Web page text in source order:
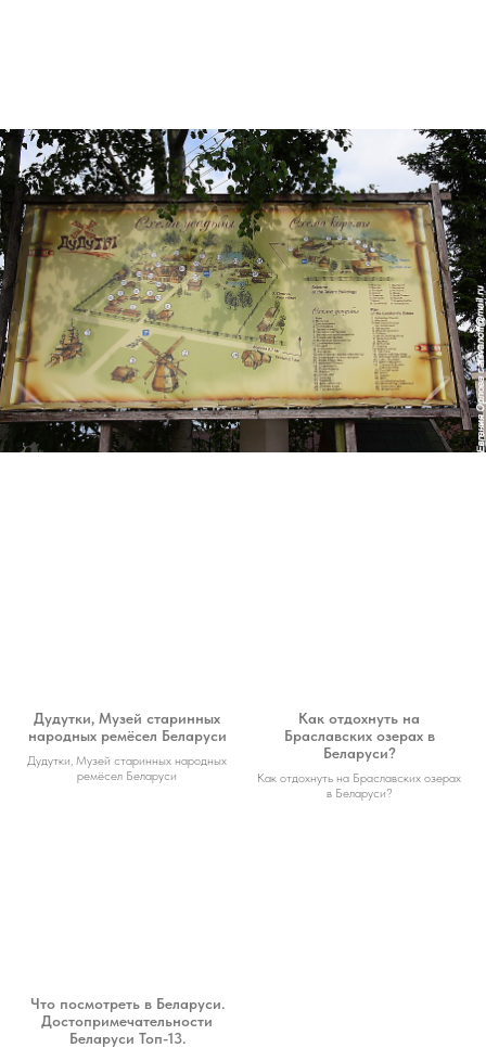
Дудутки, Музей старинных
народных ремёсел Беларуси
Дудутки, Музей старинных народных
ремёсел Беларуси
Как отдохнуть на
Браславских озерах в
Беларуси?
Как отдохнуть на Браславских озерах
в Беларуси?
Что посмотреть в Беларуси.
Достопримечательности
Беларуси Топ-13.